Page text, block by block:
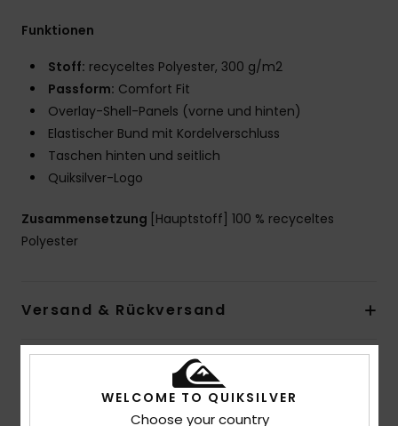
Funktionen
Stoff: recyceltes Polyester, 300 g/m2
Passform: Comfort Fit
Overlay-Shell-Panels (vorne und hinten)
Elastischer Bund mit Kordelverschluss
Taschen hinten und seitlich
Quiksilver-Logo
Zusammensetzung [Hauptstoff] 100 % recyceltes
Polyester
Versand & Rückversand
Kundenbewertungen
WELCOME TO QUIKSILVER
Choose your country